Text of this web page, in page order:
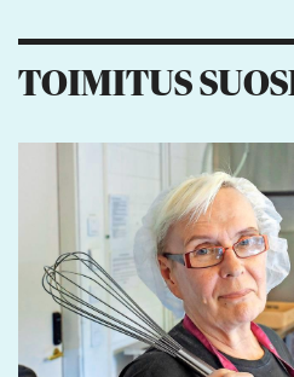
TOIMITUS